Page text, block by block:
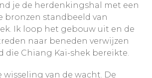
je de herdenkingshal met een
bronzen standbeeld van
Ik loop het gebouw uit en de
naar beneden verwijzen
die Chiang Kai-shek bereikte.
wisseling van de wacht. De